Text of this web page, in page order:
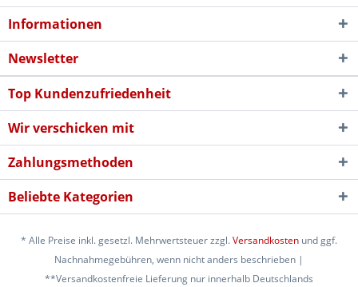
Informationen
Newsletter
Top Kundenzufriedenheit
Wir verschicken mit
Zahlungsmethoden
Beliebte Kategorien
* Alle Preise inkl. gesetzl. Mehrwertsteuer zzgl.Versandkosten und ggf.
Nachnahmegebühren, wenn nicht anders beschrieben |
**Versandkostenfreie Lieferung nur innerhalb Deutschlands